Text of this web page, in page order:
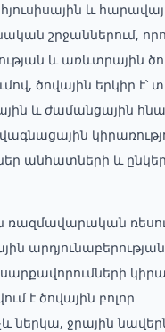
և
շրջաններում,
և առևտրային
ծովային երկիր է՝
և ժամանցային
անհատների և
ռազմավարական
է ծովային բոլոր
ներկա, ջրային